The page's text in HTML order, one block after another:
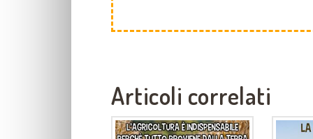
Articoli correlati